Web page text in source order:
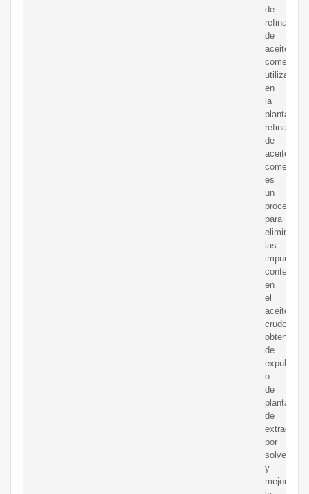
de
refinación
de
aceite
comestible
utilizada
en
la
planta
refinadora
de
aceite
comestible
es
un
proceso
para
eliminar
las
impurezas
contenidas
en
el
aceite
crudo
obtenido
de
expulsores
o
de
plantas
de
extracción
por
solventes
y
mejorar